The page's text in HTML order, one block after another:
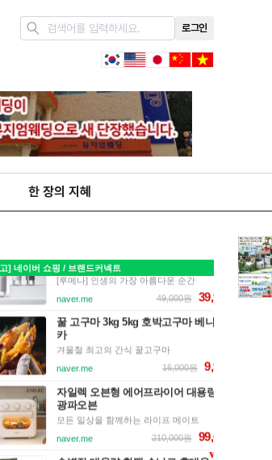
로그인
한 장의 지혜